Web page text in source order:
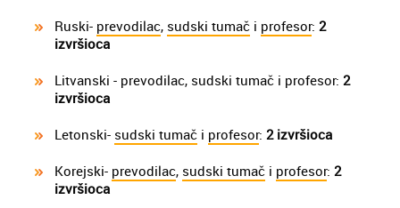
Ruski- prevodilac, sudski tumač i profesor: 2
izvršioca
Litvanski - prevodilac, sudski tumač i profesor: 2
izvršioca
Letonski- sudski tumač i profesor: 2 izvršioca
Korejski- prevodilac, sudski tumač i profesor: 2
izvršioca